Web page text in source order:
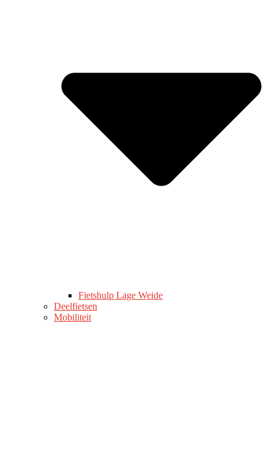
Fietshulp Lage Weide
Deelfietsen
Mobiliteit